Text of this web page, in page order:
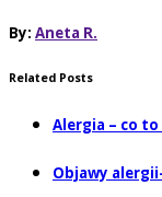
By: Aneta R.
Related Posts
Alergia – co
Objawy